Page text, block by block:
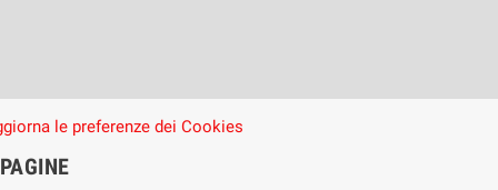
le preferenze dei Cookies
PAGINE